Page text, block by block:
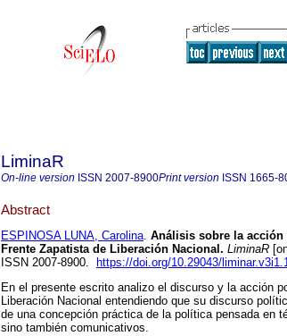
LiminaR
On-line version ISSN 2007-8900Print version ISSN 1665-
Abstract
ESPINOSA LUNA, Carolina. Análisis sobre la
Frente Zapatista de Liberación Nacional. LiminaR
ISSN 2007-8900.
https://doi.org/10.29043/
En el presente escrito analizo el discurso y la acción
Liberación Nacional entendiendo que su discurso
de una concepción práctica de la política pensada en
sino también comunicativos.